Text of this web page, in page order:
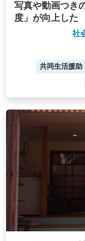
写真や動画つき
度」が向上した
社
共同生活援助